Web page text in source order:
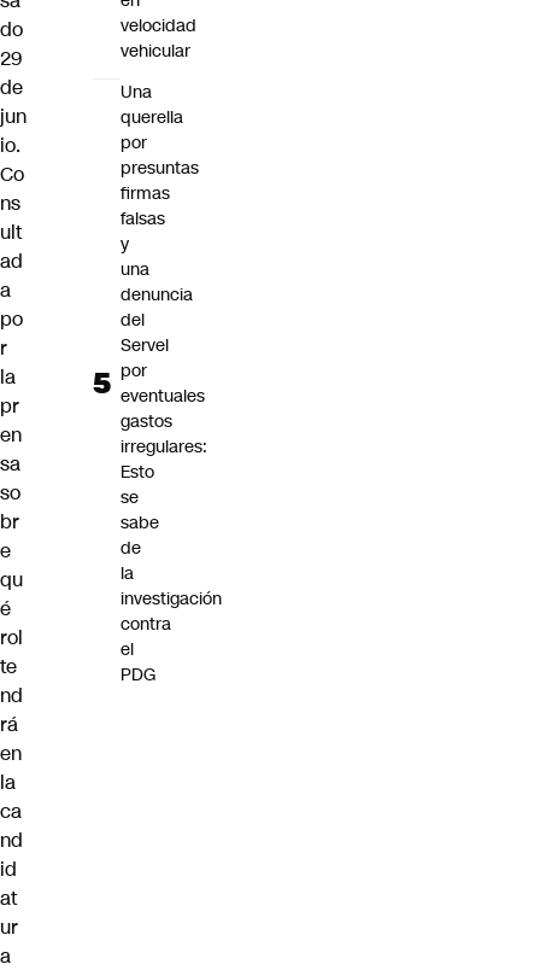
do
29
de
jun
io.
Co
ns
ult
ad
a
po
r
la
pr
en
sa
so
br
e
qu
é
rol
te
nd
rá
en
la
ca
nd
id
at
ur
a
velocidad
vehicular
Una
querella
por
presuntas
firmas
falsas
y
una
denuncia
del
Servel
por
eventuales
gastos
irregulares:
Esto
se
sabe
de
la
investigación
contra
el
PDG